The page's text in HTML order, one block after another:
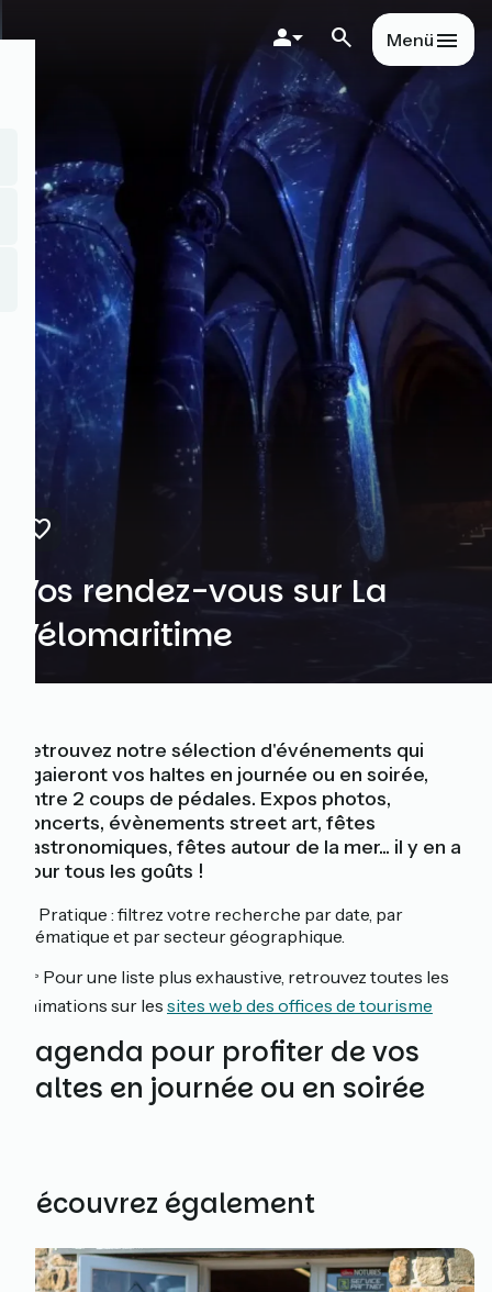
Menü
Vos rendez-vous sur La
Vélomaritime
Retrouvez notre sélection d'événements qui
égaieront vos haltes en journée ou en soirée,
entre 2 coups de pédales. Expos photos,
concerts, évènements street art, fêtes
gastronomiques, fêtes autour de la mer... il y en a
pour tous les goûts !
💡 Pratique : filtrez votre recherche par date, par
thématique et par secteur géographique.
👉 Pour une liste plus exhaustive, retrouvez toutes les
animations sur les sites web des offices de tourisme
L'agenda pour profiter de vos
haltes en journée ou en soirée
Découvrez également